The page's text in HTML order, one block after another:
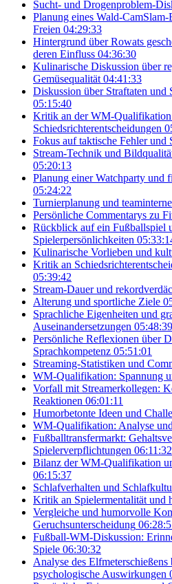
Sucht- und Drogenproblem-
Planung eines Wald-
Freien 04:29:33
Hintergrund über Rowats
deren Einfluss 04:36:30
Kulinarische Diskussion über
Gemüsequalität 04:41:33
Diskussion über Straftaten und
05:15:40
Kritik an der WM-Qualifikation
Schiedsrichterentscheidungen
Fokus auf taktische Fehler und
Stream-Technik und
05:20:13
Planung einer Watchparty und
05:24:22
Turnierplanung und
Persönliche Commentarys zu
Rückblick auf ein Fußballspiel
Spielerpersönlichkeiten
Kulinarische Vorlieben und
Kritik an
05:39:42
Stream-Dauer und
Alterung und sportliche Ziele
Sprachliche Eigenheiten und
Auseinandersetzungen 05:48:39
Persönliche Reflexionen über
Sprachkompetenz 05:51:01
Streaming-Statistiken und
WM-Qualifikation: Spannung
Vorfall mit Streamerkollegen:
Reaktionen 06:01:11
Humorbetonte Ideen und
WM-Qualifikation: Analyse
Fußballtransfermarkt:
Spielerverpflichtungen 06:11:32
Bilanz der WM-Qualifikation
06:15:37
Schlafverhalten und
Kritik an Spielermentalität und
Vergleiche und humorvolle
Geruchsunterscheidung
Fußball-WM-Diskussion:
Spiele 06:30:32
Analyse des
psychologische Auswirkungen